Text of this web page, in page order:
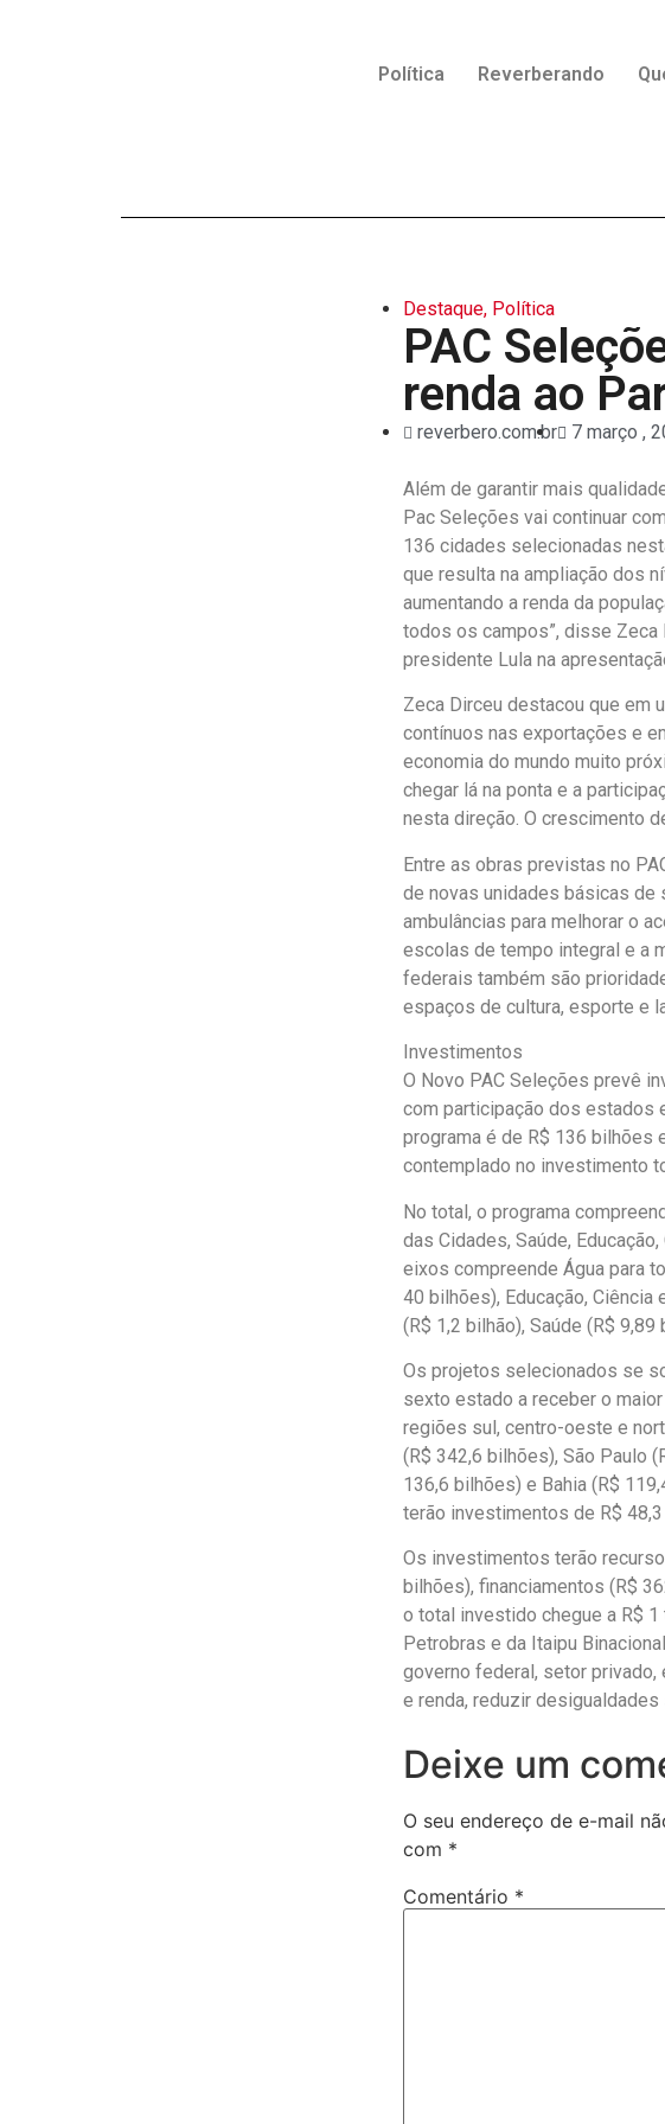
Política Reverberando
Destaque, Política
PAC
renda ao
reverbero.com.br 7 março ,
Além de garantir mais
Pac Seleções vai continuar
136 cidades selecionadas
que resulta na ampliação dos
aumentando a renda da
todos os campos”, disse Zeca
presidente Lula na
Zeca Dirceu destacou que em
contínuos nas exportações e
economia do mundo muito
chegar lá na ponta e a
nesta direção. O crescimento
Entre as obras previstas no
de novas unidades básicas de
ambulâncias para melhorar o
escolas de tempo integral e a
federais também são
espaços de cultura, esporte e
Investimentos
O Novo PAC Seleções prevê
com participação dos estados
programa é de R$ 136 bilhões
contemplado no investimento
No total, o programa
das Cidades, Saúde,
eixos compreende Água para
40 bilhões), Educação,
(R$ 1,2 bilhão), Saúde (R$ 9,89
Os projetos selecionados se
sexto estado a receber o
regiões sul, centro-oeste e
(R$ 342,6 bilhões), São Paulo
136,6 bilhões) e Bahia (R$
terão investimentos de R$
Os investimentos terão
bilhões), financiamentos (R$
o total investido chegue a R$
Petrobras e da Itaipu
governo federal, setor
e renda, reduzir
Deixe um
O seu endereço de e-mail
com *
Comentário *